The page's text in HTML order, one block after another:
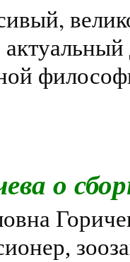
о